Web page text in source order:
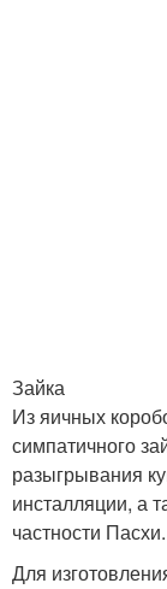
Зайка
Из яичных
симпатичного
разыгрывания
инсталляции, а
частности Пасхи.
Для